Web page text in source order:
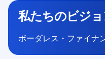
私たちのビジ
ボーダレス・ファイナ